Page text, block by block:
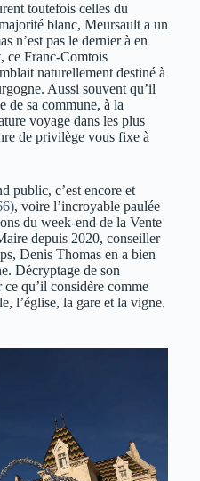
toutefois celles du
blanc, Meursault a un
n’est pas le dernier à en
ce Franc-Comtois
naturellement destiné à
Aussi souvent qu’il
de sa commune, à la
voyage dans les plus
de privilège vous fixe à
public, c’est encore et
, voire l’incroyable paulée
du week-end de la Vente
depuis 2020, conseiller
Denis Thomas en a bien
Décryptage de son
qu’il considère comme
l’église, la gare et la vigne.